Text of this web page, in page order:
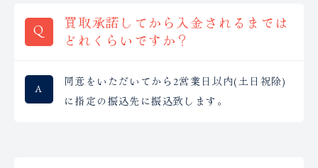
買取承諾してから入金されるまでは
どれくらいですか？
同意をいただいてから2営業日以内(土日祝除)
に指定の振込先に振込致します。